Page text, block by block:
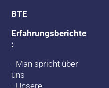
BTE
Erfahrungsberichte
:
- Man spricht über
uns
- Unsere